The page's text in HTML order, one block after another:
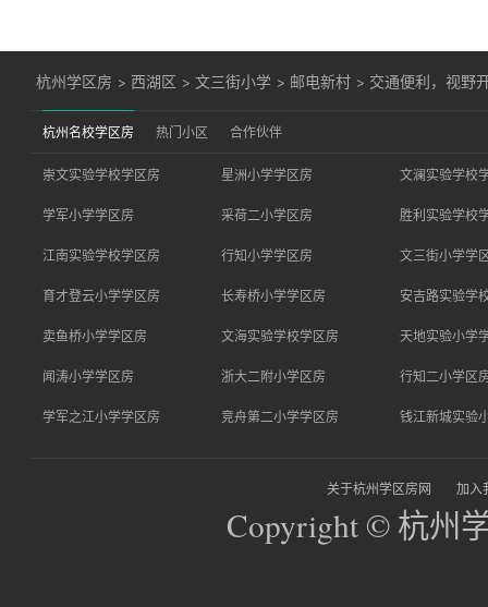
杭州学区房 > 西湖区 >文三街小学 > 邮电新村 > 交通便利，视野
杭州名校学区房 热门小区 合作伙伴
崇文实验学校学区房 星洲小学学区房 文澜实验学校
学军小学学区房 采荷二小学区房 胜利实验学校
江南实验学校学区房 行知小学学区房 文三街小学学
育才登云小学学区房 长寿桥小学学区房 安吉路实验学
卖鱼桥小学学区房 文海实验学校学区房 天地实验小学
闻涛小学学区房 浙大二附小学区房 行知二小学区
学军之江小学学区房 竞舟第二小学学区房 钱江新城实验
关于杭州学区房网 加入
Copyright © 杭州